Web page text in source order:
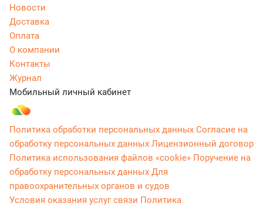
Новости
Доставка
Оплата
О компании
Контакты
Журнал
Мобильный личный кабинет
Политика обработки персональных данных Согласие на
обработку персональных данных Лицензионный договор
Политика использования файлов «cookie» Поручение на
обработку персональных данных Для
правоохранительных органов и судов
Условия оказания услуг связи Политика